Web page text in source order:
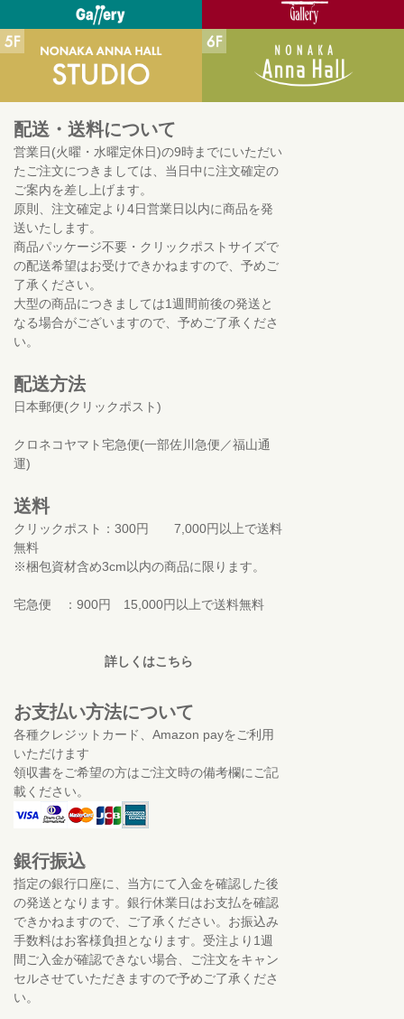
配送・送料について
営業日(火曜・水曜定休日)の9時までにいただい
たご注文につきましては、当日中に注文確定の
ご案内を差し上げます。
原則、注文確定より4日営業日以内に商品を発
送いたします。
商品パッケージ不要・クリックポストサイズで
の配送希望はお受けできかねますので、予めご
了承ください。
大型の商品につきましては1週間前後の発送と
なる場合がございますので、予めご了承くださ
い。
配送方法
日本郵便(クリックポスト)
クロネコヤマト宅急便(一部佐川急便／福山通
運)
送料
クリックポスト：300円 7,000円以上で送料
無料
※梱包資材含め3cm以内の商品に限ります。
宅急便 ：900円 15,000円以上で送料無料
詳しくはこちら
お支払い方法について
各種クレジットカード、Amazon payをご利用
いただけます
領収書をご希望の方はご注文時の備考欄にご記
載ください。
銀行振込
指定の銀行口座に、当方にて入金を確認した後
の発送となります。銀行休業日はお支払を確認
できかねますので、ご了承ください。お振込み
手数料はお客様負担となります。受注より1週
間ご入金が確認できない場合、ご注文をキャン
セルさせていただきますので予めご了承くださ
い。